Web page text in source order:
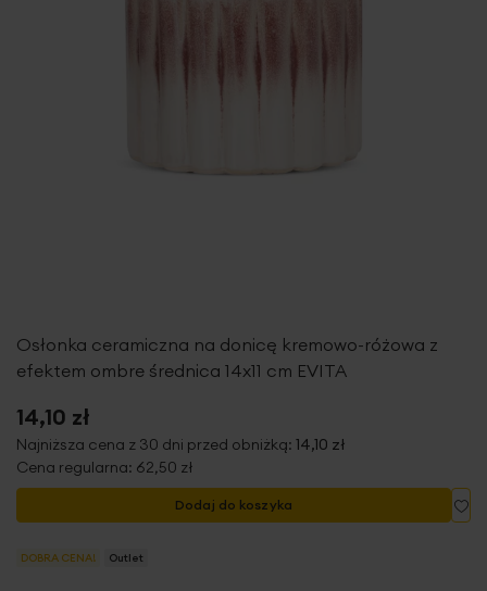
Osłonka ceramiczna na donicę kremowo-różowa z
efektem ombre średnica 14x11 cm EVITA
14,10 zł
Najniższa cena z 30 dni przed obniżką: 14,10 zł
Cena regularna: 62,50 zł
Dodaj do koszyka
DOBRA CENA! Outlet